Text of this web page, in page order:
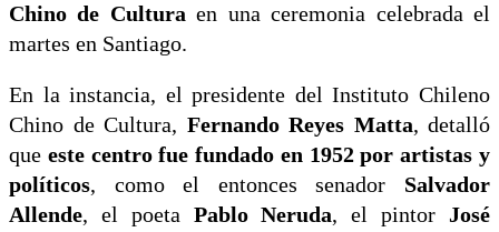
Chino de Cultura en una ceremonia celebrada el
martes en Santiago.
En la instancia, el presidente del Instituto Chileno
Chino de Cultura, Fernando Reyes Matta, detalló
que este centro fue fundado en 1952 por artistas y
políticos, como el entonces senador Salvador
Allende, el poeta Pablo Neruda, el pintorJosé